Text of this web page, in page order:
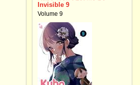
Invisible 9
Volume 9